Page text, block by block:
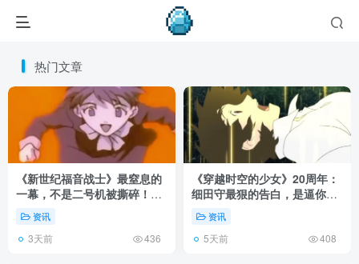
热门文章
《新世纪福音战士》最窒息的
一幕，不是二号机被撕碎！而
是明日香发现母亲遗体！
资讯
3天前 436
《穿越时空的少女》20周年：
细田守最狠的告白，是逼你承
认有些夏天回不去了！
资讯
5天前 408